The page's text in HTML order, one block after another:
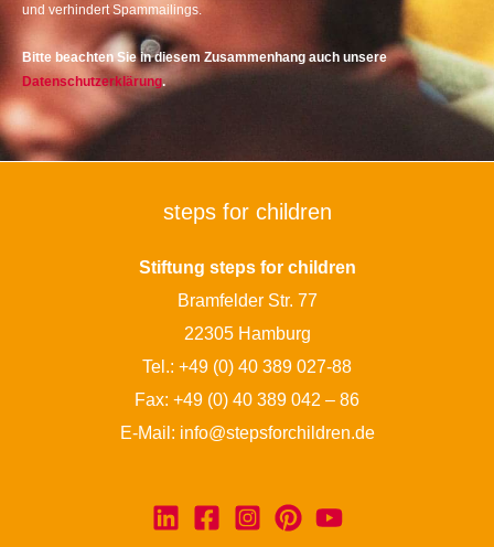
und verhindert Spammailings.
Bitte beachten Sie in diesem Zusammenhang auch unsere
Datenschutzerklärung.
steps for children
Stiftung steps for children
Bramfelder Str. 77
22305 Hamburg
Tel.: +49 (0) 40 389 027-88
Fax: +49 (0) 40 389 042 – 86
E-Mail: info@stepsforchildren.de